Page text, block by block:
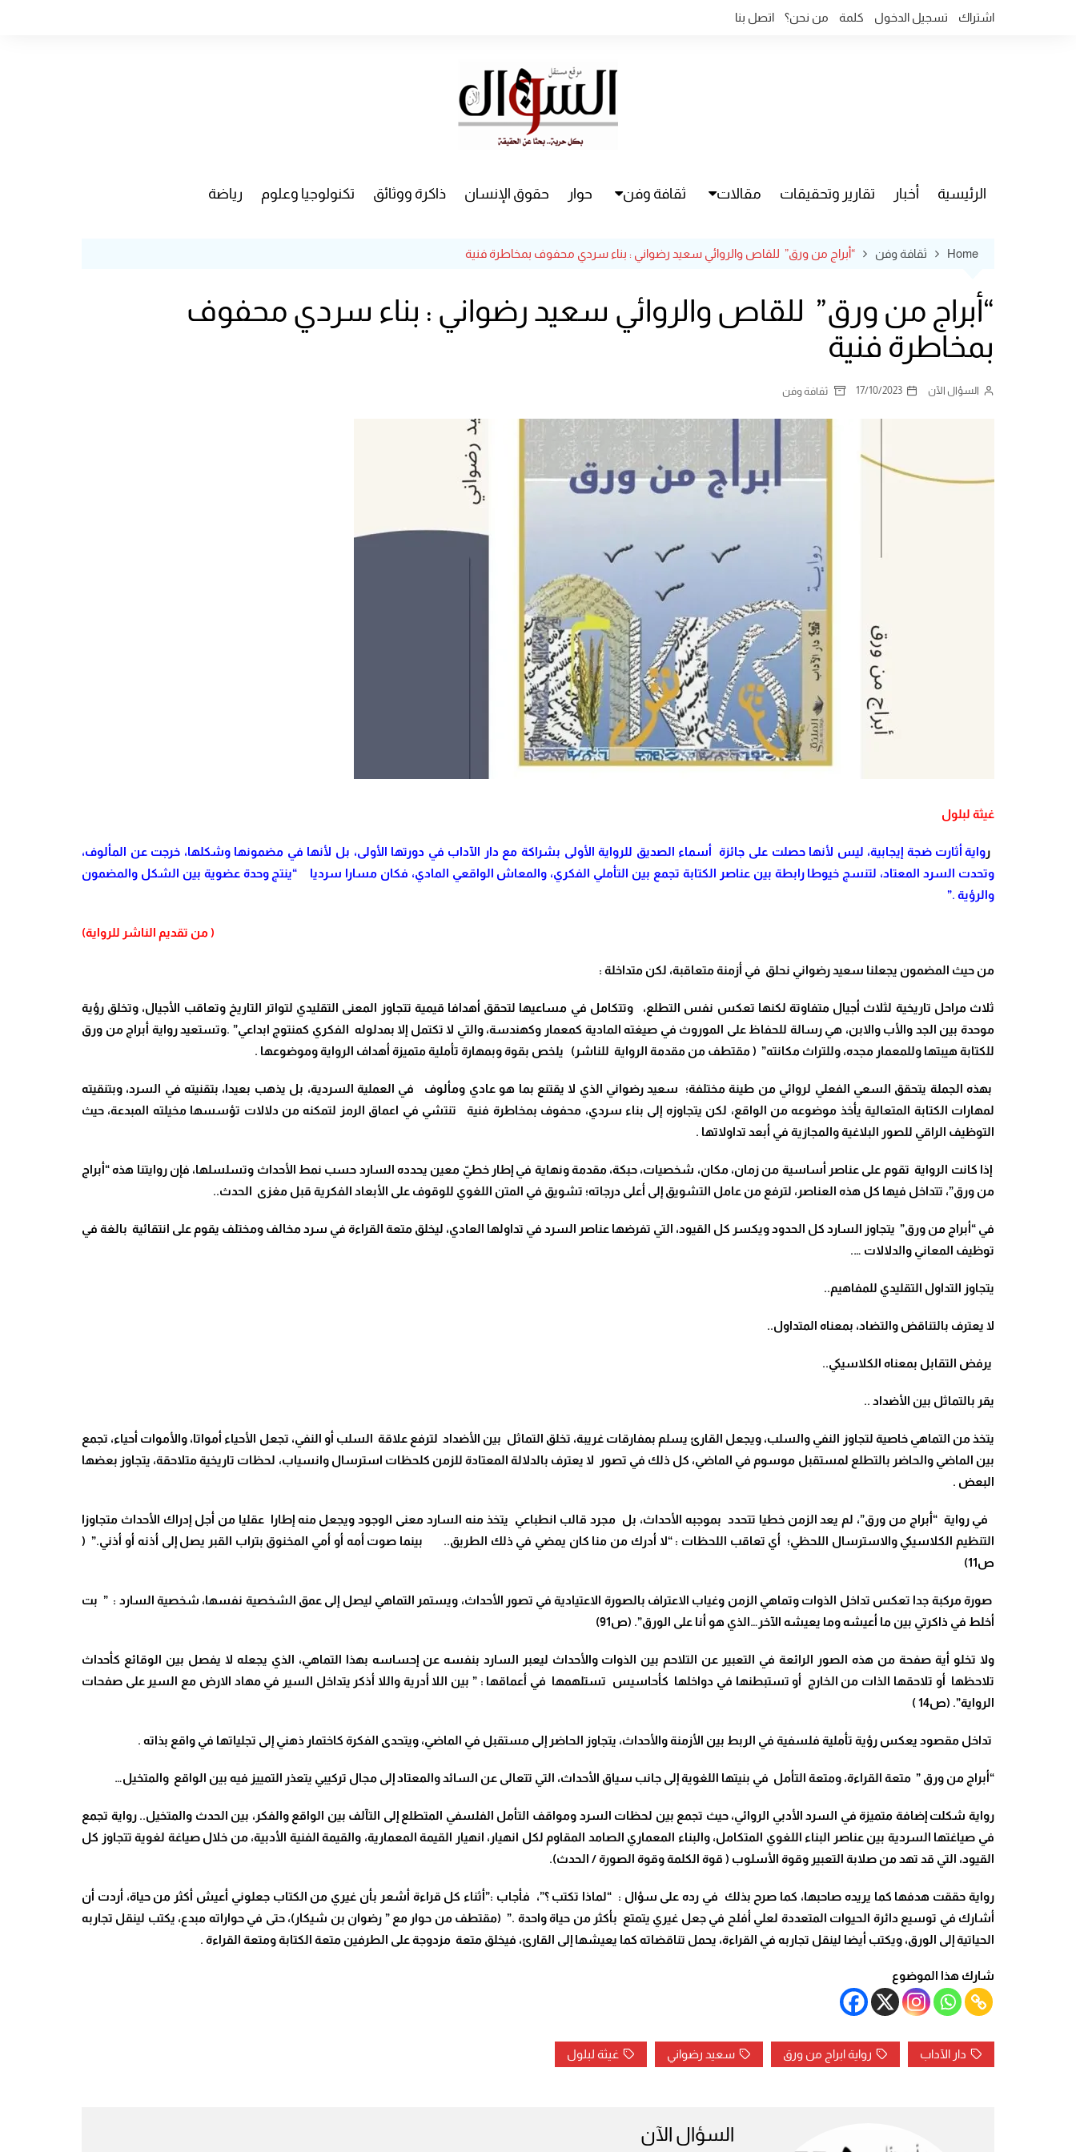
اشتراك تسجيل الدخول كلمة من نحن؟ اتصل بنا
الرئيسية أخبار تقارير وتحقيقات مقالات ثقافة وفن
مسرح
حوار حقوق الإنسان ذاكرة ووثائق تكنولوجيا وعلوم رياضة
Home ثقافة وفن “أبراج من ورق” للقاص والروائي سعيد رضواني : بناء سردي محفوف بمخاطرة فنية
“أبراج من ورق” للقاص والروائي سعيد رضواني : بناء سردي محفوف
بمخاطرة فنية
السؤال الآن 17/10/2023 ثقافة وفن
غيثة لبلول
رواية أثارت ضجة إيجابية، ليس لأنها حصلت على جائزة أسماء الصديق للرواية الأولى بشراكة مع دار الآداب في دورتها الأولى، بل لأنها في مضمونها وشكلها، خرجت عن المألوف،
وتحدت السرد المعتاد، لتنسج خيوطا رابطة بين عناصر الكتابة تجمع بين التأملي الفكري، والمعاش الواقعي المادي، فكان مسارا سرديا “ينتج وحدة عضوية بين الشكل والمضمون
والرؤية .”
( من تقديم الناشر للرواية)
من حيث المضمون يجعلنا سعيد رضواني نحلق في أزمنة متعاقبة، لكن متداخلة :
ثلاث مراحل تاريخية لثلاث أجيال متفاوتة لكنها تعكس نفس التطلع، وتتكامل في مساعيها لتحقق أهدافا قيمية تتجاوز المعنى التقليدي لتواتر التاريخ وتعاقب الأجيال، وتخلق رؤية
موحدة بين الجد والأب والابن، هي رسالة للحفاظ على الموروث في صيغته المادية كمعمار وكهندسة، والتي لا تكتمل إلا بمدلوله الفكري كمنتوج ابداعي” .وتستعيد رواية أبراج من ورق
للكتابة هيبتها وللمعمار مجده، وللتراث مكانته” ( مقتطف من مقدمة الرواية للناشر) يلخص بقوة وبمهارة تأملية متميزة أهداف الرواية وموضوعها .
بهذه الجملة يتحقق السعي الفعلي لروائي من طينة مختلفة؛ سعيد رضواني الذي لا يقتنع بما هو عادي ومألوف في العملية السردية، بل يذهب بعيدا، بتقنيته في السرد، وبتنقيته
لمهارات الكتابة المتعالية يأخذ موضوعه من الواقع، لكن يتجاوزه إلى بناء سردي، محفوف بمخاطرة فنية تنتشي في اعماق الرمز لتمكنه من دلالات تؤسسها مخيلته المبدعة، حيث
التوظيف الراقي للصور البلاغية والمجازية في أبعد تداولاتها .
إذا كانت الرواية تقوم على عناصر أساسية من زمان، مكان، شخصيات، حبكة، مقدمة ونهاية في إطار خطيّ معين يحدده السارد حسب نمط الأحداث وتسلسلها، فإن روايتنا هذه “أبراج
من ورق”، تتداخل فيها كل هذه العناصر، لترفع من عامل التشويق إلى أعلى درجاته؛ تشويق في المتن اللغوي للوقوف على الأبعاد الفكرية قبل مغزى الحدث..
في “أبراج من ورق” يتجاوز السارد كل الحدود ويكسر كل القيود، التي تفرضها عناصر السرد في تداولها العادي، ليخلق متعة القراءة في سرد مخالف ومختلف يقوم على انتقائية بالغة في
توظيف المعاني والدلالات ….
يتجاوز التداول التقليدي للمفاهيم..
لا يعترف بالتناقض والتضاد، بمعناه المتداول..
يرفض التقابل بمعناه الكلاسيكي..
يقر بالتماثل بين الأضداد ..
يتخذ من التماهي خاصية لتجاوز النفي والسلب، ويجعل القارئ يسلم بمفارقات غريبة، تخلق التماثل بين الأضداد لترفع علاقة السلب أو النفي، تجعل الأحياء أمواتا، والأموات أحياء، تجمع
بين الماضي والحاضر بالتطلع لمستقبل موسوم في الماضي، كل ذلك في تصور لا يعترف بالدلالة المعتادة للزمن كلحظات استرسال وانسياب، لحظات تاريخية متلاحقة، يتجاوز بعضها
البعض .
في رواية “أبراج من ورق”، لم يعد الزمن خطيا تتحدد بموجبه الأحداث، بل مجرد قالب انطباعي يتخذ منه السارد معنى الوجود ويجعل منه إطارا عقليا من أجل إدراك الأحداث متجاوزا
التنظيم الكلاسيكي والاسترسال اللحظي؛ أي تعاقب اللحظات : “لا أدرك من منا كان يمضي في ذلك الطريق.. بينما صوت أمه أو أمي المخنوق بتراب القبر يصل إلى أذنه أو أذني.” (
ص11)
صورة مركبة جدا تعكس تداخل الذوات وتماهي الزمن وغياب الاعتراف بالصورة الاعتيادية في تصور الأحداث، ويستمر التماهي ليصل إلى عمق الشخصية نفسها، شخصية السارد : ” بت
أخلط في ذاكرتي بين ما أعيشه وما يعيشه الآخر…الذي هو أنا على الورق”. (ص91)
ولا تخلو أية صفحة من هذه الصور الرائعة في التعبير عن التلاحم بين الذوات والأحداث ليعبر السارد بنفسه عن إحساسه بهذا التماهي، الذي يجعله لا يفصل بين الوقائع كأحداث
تلاحظها أو تلاحقها الذات من الخارج أو تستبطنها في دواخلها كأحاسيس تستلهمها في أعماقها : ” بين اللا أدرية واللا أذكر يتداخل السير في مهاد الارض مع السير على صفحات
الرواية”. (ص14 )
تداخل مقصود يعكس رؤية تأملية فلسفية في الربط بين الأزمنة والأحداث، يتجاوز الحاضر إلى مستقبل في الماضي، ويتحدى الفكرة كاختمار ذهني إلى تجلياتها في واقع بذاته .
“أبراج من ورق ” متعة القراءة، ومتعة التأمل في بنيتها اللغوية إلى جانب سياق الأحداث، التي تتعالى عن السائد والمعتاد إلى مجال تركيبي يتعذر التمييز فيه بين الواقع والمتخيل…
رواية شكلت إضافة متميزة في السرد الأدبي الروائي، حيث تجمع بين لحظات السرد ومواقف التأمل الفلسفي المتطلع إلى التآلف بين الواقع والفكر، بين الحدث والمتخيل.. رواية تجمع
في صياغتها السردية بين عناصر البناء اللغوي المتكامل، والبناء المعماري الصامد المقاوم لكل انهيار، انهيار القيمة المعمارية، والقيمة الفنية الأدبية، من خلال صياغة لغوية تتجاوز كل
القيود، التي قد تهد من صلابة التعبير وقوة الأسلوب ( قوة الكلمة وقوة الصورة / الحدث).
رواية حققت هدفها كما يريده صاحبها، كما صرح بذلك في رده على سؤال : “لماذا تكتب ؟”، فأجاب :”أثناء كل قراءة أشعر بأن غيري من الكتاب جعلوني أعيش أكثر من حياة، أردت أن
أشارك في توسيع دائرة الحيوات المتعددة لعلي أفلح في جعل غيري يتمتع بأكثر من حياة واحدة .” (مقتطف من حوار مع ” رضوان بن شيكار)، حتى في حواراته مبدع، يكتب لينقل تجاربه
الحياتية إلى الورق، ويكتب أيضا لينقل تجاربه في القراءة، يحمل تناقضاته كما يعيشها إلى القارئ، فيخلق متعة مزدوجة على الطرفين متعة الكتابة ومتعة القراءة .
شارك هذا الموضوع
دار الآداب رواية ابراج من ورق سعيد رضواني غيثة لبلول
السؤال الآن